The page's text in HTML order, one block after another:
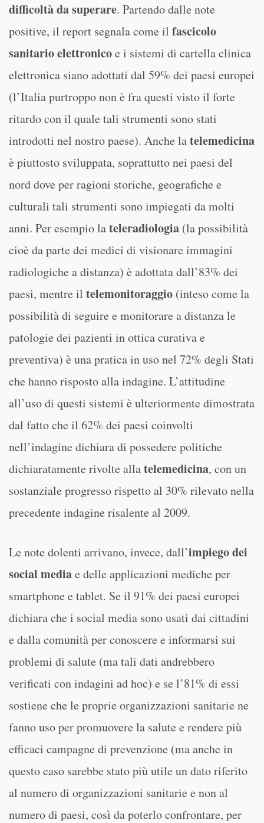
difficoltà da superare. Partendo dalle note
positive, il report segnala come il fascicolo
sanitario elettronicoe i sistemi di cartella clinica
elettronica siano adottati dal 59% dei paesi europei
(l’Italia purtroppo non è fra questi visto il forte
ritardo con il quale tali strumenti sono stati
introdotti nel nostro paese). Anche latelemedicina
è piuttosto sviluppata, soprattutto nei paesi del
nord dove per ragioni storiche, geografiche e
culturali tali strumenti sono impiegati da molti
anni. Per esempio lateleradiologia (la possibilità
cioè da parte dei medici di visionare immagini
radiologiche a distanza) è adottata dall’83% dei
paesi, mentre il telemonitoraggio (inteso come la
possibilità di seguire e monitorare a distanza le
patologie dei pazienti in ottica curativa e
preventiva) è una pratica in uso nel 72% degli Stati
che hanno risposto alla indagine. L’attitudine
all’uso di questi sistemi è ulteriormente dimostrata
dal fatto che il 62% dei paesi coinvolti
nell’indagine dichiara di possedere politiche
dichiaratamente rivolte allatelemedicina, con un
sostanziale progresso rispetto al 30% rilevato nella
precedente indagine risalente al 2009.
Le note dolenti arrivano, invece, dall’impiego dei
social mediae delle applicazioni mediche per
smartphone e tablet. Se il 91% dei paesi europei
dichiara che i social media sono usati dai cittadini
e dalla comunità per conoscere e informarsi sui
problemi di salute (ma tali dati andrebbero
verificati con indagini ad hoc) e se l’81% di essi
sostiene che le proprie organizzazioni sanitarie ne
fanno uso per promuovere la salute e rendere più
efficaci campagne di prevenzione (ma anche in
questo caso sarebbe stato più utile un dato riferito
al numero di organizzazioni sanitarie e non al
numero di paesi, così da poterlo confrontare, per